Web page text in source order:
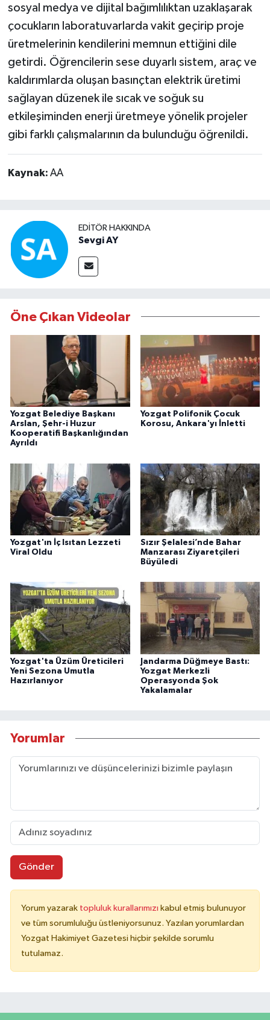
sosyal medya ve dijital bağımlılıktan uzaklaşarak
çocukların laboratuvarlarda vakit geçirip proje
üretmelerinin kendilerini memnun ettiğini dile
getirdi. Öğrencilerin sese duyarlı sistem, araç ve
kaldırımlarda oluşan basınçtan elektrik üretimi
sağlayan düzenek ile sıcak ve soğuk su
etkileşiminden enerji üretmeye yönelik projeler
gibi farklı çalışmalarının da bulunduğu öğrenildi.
Kaynak: AA
EDITÖR HAKKINDA
Sevgi AY
Öne Çıkan Videolar
Yozgat Belediye Başkanı
Arslan, Şehr-i Huzur
Kooperatifi Başkanlığından
Ayrıldı
Yozgat Polifonik Çocuk
Korosu, Ankara'yı İnletti
Yozgat'ın İç Isıtan Lezzeti
Viral Oldu
Sızır Şelalesi’nde Bahar
Manzarası Ziyaretçileri
Büyüledi
Yozgat'ta Üzüm Üreticileri
Yeni Sezona Umutla
Hazırlanıyor
Jandarma Düğmeye Bastı:
Yozgat Merkezli
Operasyonda Şok
Yakalamalar
Yorumlar
Gönder
Yorum yazarak topluluk kurallarımızı kabul etmiş bulunuyor
ve tüm sorumluluğu üstleniyorsunuz. Yazılan yorumlardan
Yozgat Hakimiyet Gazetesi hiçbir şekilde sorumlu
tutulamaz.